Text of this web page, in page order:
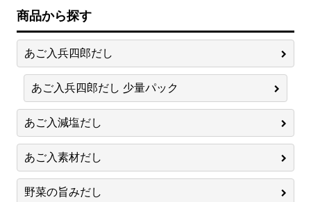
商品から探す
あご入兵四郎だし
あご入兵四郎だし 少量パック
あご入減塩だし
あご入素材だし
野菜の旨みだし